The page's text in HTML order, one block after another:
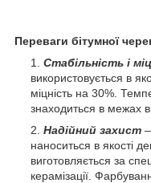
Переваги бітумної
Стабільність і
використовується в
міцність на 30%.
знаходиться в межах
Надійний захист
наноситься в якості
виготовляється за
керамізації.